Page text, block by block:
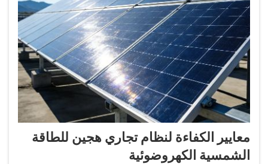
معايير الكفاءة لنظام تجاري هجين للطاقة
الشمسية الكهروضوئية